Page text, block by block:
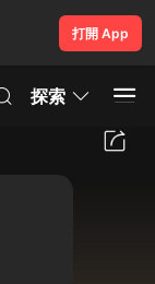
打開 App
探索